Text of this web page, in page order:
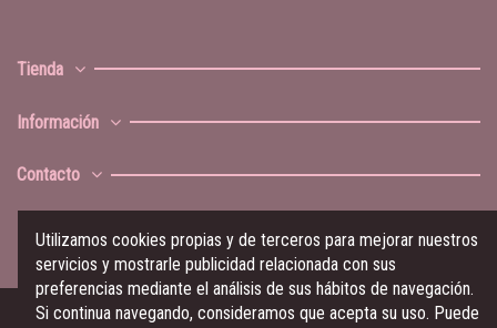
Tienda
Información
Contacto
Utilizamos cookies propias y de terceros para mejorar nuestros
servicios y mostrarle publicidad relacionada con sus
preferencias mediante el análisis de sus hábitos de navegación.
Si continua navegando, consideramos que acepta su uso. Puede